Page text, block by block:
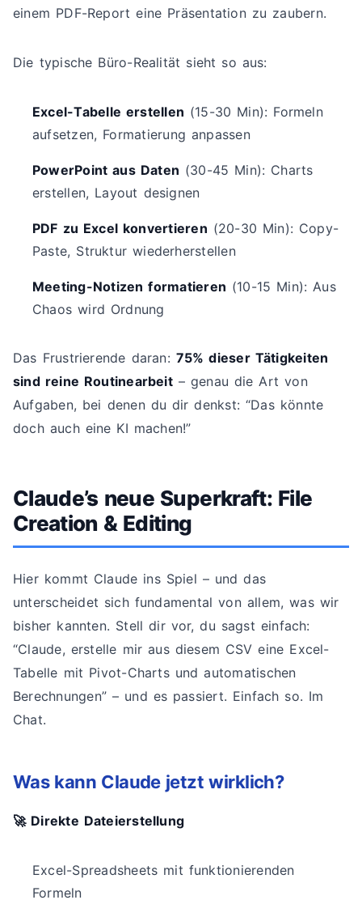
einem PDF-Report eine Präsentation zu zaubern.
Die typische Büro-Realität sieht so aus:
Excel-Tabelle erstellen (15-30 Min): Formeln
aufsetzen, Formatierung anpassen
PowerPoint aus Daten (30-45 Min): Charts
erstellen, Layout designen
PDF zu Excel konvertieren (20-30 Min): Copy-
Paste, Struktur wiederherstellen
Meeting-Notizen formatieren (10-15 Min): Aus
Chaos wird Ordnung
Das Frustrierende daran: 75% dieser Tätigkeiten
sind reine Routinearbeit– genau die Art von
Aufgaben, bei denen du dir denkst: “Das könnte
doch auch eine KI machen!”
Claude’s neue Superkraft: File
Creation & Editing
Hier kommt Claude ins Spiel – und das
unterscheidet sich fundamental von allem, was wir
bisher kannten. Stell dir vor, du sagst einfach:
“Claude, erstelle mir aus diesem CSV eine Excel-
Tabelle mit Pivot-Charts und automatischen
Berechnungen” – und es passiert. Einfach so. Im
Chat.
Was kann Claude jetzt wirklich?
🚀 Direkte Dateierstellung
Excel-Spreadsheets mit funktionierenden
Formeln